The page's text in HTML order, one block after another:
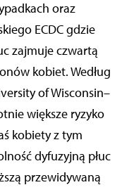
oraz
ECDC gdzie
zajmuje czwartą
kobiet. Według
of Wisconsin–
większe ryzyko
kobiety z tym
dyfuzyjną płuc
przewidywaną